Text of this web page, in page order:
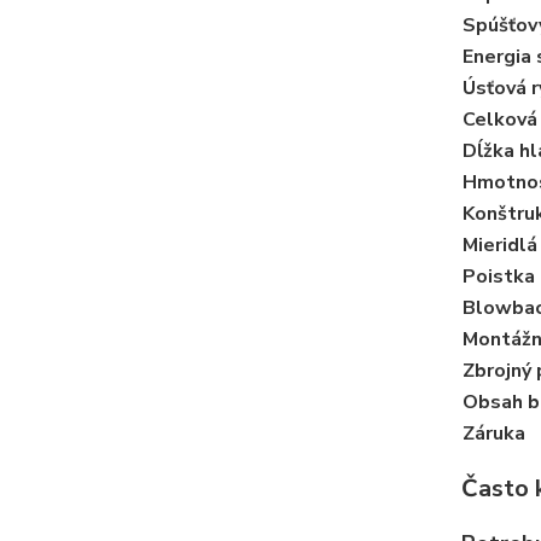
Úsťová
Dĺžka
Mieridlá
Poistka
Zbrojný
Obsah
Záruka
Často